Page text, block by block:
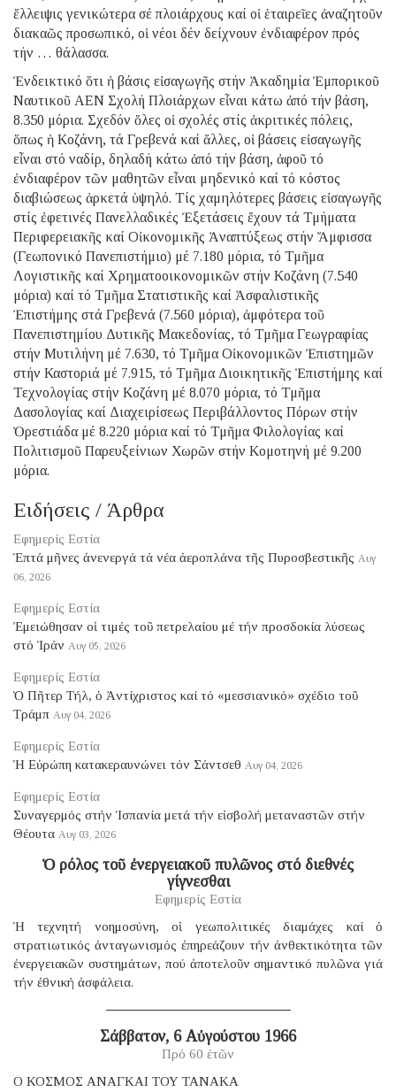
ἔλλειψις γενικώτερα σέ πλοιάρχους καί οἱ ἑταιρεῖες ἀναζητοῦν
διακαῶς προσωπικό, οἱ νέοι δέν δείχνουν ἐνδιαφέρον πρός
τήν … θάλασσα.
Ἐνδεικτικό ὅτι ἡ βάσις εἰσαγωγῆς στήν Ἀκαδημία Ἐμπορικοῦ
Ναυτικοῦ ΑΕΝ Σχολή Πλοιάρχων εἶναι κάτω ἀπό τήν βάση,
8.350 μόρια. Σχεδόν ὅλες οἱ σχολές στίς ἀκριτικές πόλεις,
ὅπως ἡ Κοζάνη, τά Γρεβενά καί ἄλλες, οἱ βάσεις εἰσαγωγῆς
εἶναι στό ναδίρ, δηλαδή κάτω ἀπό τήν βάση, ἀφοῦ τό
ἐνδιαφέρον τῶν μαθητῶν εἶναι μηδενικό καί τό κόστος
διαβιώσεως ἀρκετά ὑψηλό. Τίς χαμηλότερες βάσεις εἰσαγωγῆς
στίς ἐφετινές Πανελλαδικές Ἐξετάσεις ἔχουν τά Τμήματα
Περιφερειακῆς καί Οἰκονομικῆς Ἀναπτύξεως στήν Ἄμφισσα
(Γεωπονικό Πανεπιστήμιο) μέ 7.180 μόρια, τό Τμῆμα
Λογιστικῆς καί Χρηματοοικονομικῶν στήν Κοζάνη (7.540
μόρια) καί τό Τμῆμα Στατιστικῆς καί Ἀσφαλιστικῆς
Ἐπιστήμης στά Γρεβενά (7.560 μόρια), ἀμφότερα τοῦ
Πανεπιστημίου Δυτικῆς Μακεδονίας, τό Τμῆμα Γεωγραφίας
στήν Μυτιλήνη μέ 7.630, τό Τμῆμα Οἰκονομικῶν Ἐπιστημῶν
στήν Καστοριά μέ 7.915, τό Τμῆμα Διοικητικῆς Ἐπιστήμης καί
Τεχνολογίας στήν Κοζάνη μέ 8.070 μόρια, τό Τμῆμα
Δασολογίας καί Διαχειρίσεως Περιβάλλοντος Πόρων στήν
Ὀρεστιάδα μέ 8.220 μόρια καί τό Τμῆμα Φιλολογίας καί
Πολιτισμοῦ Παρευξείνιων Χωρῶν στήν Κομοτηνή μέ 9.200
μόρια.
Ειδήσεις / Άρθρα
Εφημερίς Εστία
Ἑπτά μῆνες ἀνενεργά τά νέα ἀεροπλάνα τῆς Πυροσβεστικῆς Αυγ
06, 2026
Εφημερίς Εστία
Ἐμειώθησαν οἱ τιμές τοῦ πετρελαίου μέ τήν προσδοκία λύσεως
στό Ἰράν Αυγ 05, 2026
Εφημερίς Εστία
Ὁ Πῆτερ Τήλ, ὁ Ἀντίχριστος καί τό «μεσσιανικό» σχέδιο τοῦ
Τράμπ Αυγ 04, 2026
Εφημερίς Εστία
Ἡ Εὐρώπη κατακεραυνώνει τόν Σάντσεθ Αυγ 04, 2026
Εφημερίς Εστία
Συναγερμός στήν Ἱσπανία μετά τήν εἰσβολή μεταναστῶν στήν
Θέουτα Αυγ 03, 2026
Ὁ ρόλος τοῦ ἐνεργειακοῦ πυλῶνος στό διεθνές
γίγνεσθαι
Εφημερίς Εστία
Ἡ τεχνητή νοημοσύνη, οἱ γεωπολιτικές διαμάχες καί ὁ
στρατιωτικός ἀνταγωνισμός ἐπηρεάζουν τήν ἀνθεκτικότητα τῶν
ἐνεργειακῶν συστημάτων, πού ἀποτελοῦν σημαντικό πυλῶνα γιά
τήν ἐθνική ἀσφάλεια.
Σάββατον, 6 Αὐγούστου 1966
Πρό 60 ἐτῶν
Ο ΚΟΣΜΟΣ ΑΝΑΓΚΑΙ ΤΟΥ ΤΑΝΑΚΑ